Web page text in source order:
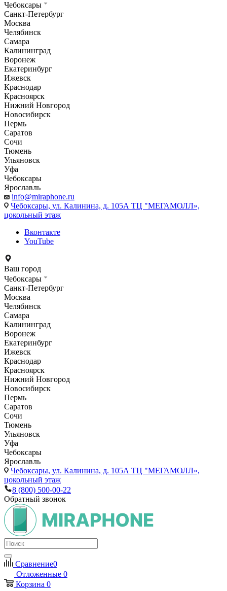
Чебоксары
Санкт-Петербург
Москва
Челябинск
Самара
Калининград
Воронеж
Екатеринбург
Ижевск
Краснодар
Красноярск
Нижний Новгород
Новосибирск
Пермь
Саратов
Сочи
Тюмень
Ульяновск
Уфа
Чебоксары
Ярославль
info@miraphone.ru
Чебоксары, ул. Калинина, д. 105А ТЦ "МЕГАМОЛЛ»,
цокольный этаж
Вконтакте
YouTube
Ваш город
Чебоксары
Санкт-Петербург
Москва
Челябинск
Самара
Калининград
Воронеж
Екатеринбург
Ижевск
Краснодар
Красноярск
Нижний Новгород
Новосибирск
Пермь
Саратов
Сочи
Тюмень
Ульяновск
Уфа
Чебоксары
Ярославль
Чебоксары, ул. Калинина, д. 105А ТЦ "МЕГАМОЛЛ»,
цокольный этаж
8 (800) 500-00-22
Обратный звонок
Сравнение0
Отложенные 0
Корзина 0